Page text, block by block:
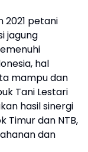
2021 petani
jagung
hal
mampu dan
Tani Lestari
hasil sinergi
Timur dan NTB,
dan